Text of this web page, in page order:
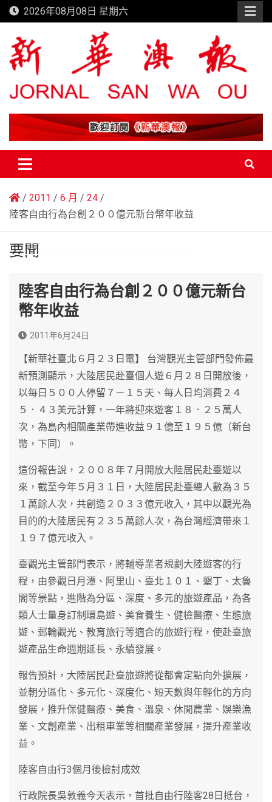
Skip
to
content
2026年08月08日 星期六
新華澳報
2011 6 月
24
陸客自由行為台創２００億元新台幣年收益
要聞
陸客自由行為台創２００億元新台
幣年收益
2011年6月24日
【新華社臺北６月２３日電】 台灣觀光主管部門發佈最
新預測顯示，大陸居民赴臺個人遊６月２８日開放後，
以每日５００人停留７－１５天、每人日均消費２４
５．４３美元計算，一年將迎來遊客１８．２５萬人
次，為島內相關產業帶進收益９１億至１９５億（新台
幣，下同）。
這份報告說，２００８年７月開放大陸居民赴臺遊以
來，截至今年５月３１日，大陸居民赴臺總人數為３５
１萬餘人次，共創造２０３３億元收入，其中以觀光為
目的的大陸居民有２３５萬餘人次，為台灣經濟帶來１
１９７億元收入。
臺觀光主管部門表示，將輔導業者規劃大陸遊客的行
程，由參觀日月潭、阿里山、臺北１０１、墾丁、太魯
閣等景點，進階為分區、深度、多元的旅遊產品，為各
類人士量身訂制環島遊、美食養生、健檢醫療、生態旅
遊、郵輪觀光、教育旅行等適合的旅遊行程，使赴臺旅
遊產品生命週期延長、永續發展。
報告預計，大陸居民赴臺旅遊將從都會定點向外擴展，
並朝分區化、多元化、深度化、短天數與年輕化的方向
發展，推升保健醫療、美食、溫泉、休閒農業、娛樂漁
業、文創產業、出租車業等相關產業發展，提升產業收
益。
陸客自由行3個月後檢討成效
行政院長吳敦義今天表示，首批自由行陸客28日抵台，